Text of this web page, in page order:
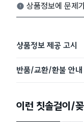
상품정보에 문제
상품정보 제공 고시
반품/교환/환불 안내
이런 칫솔걸이/